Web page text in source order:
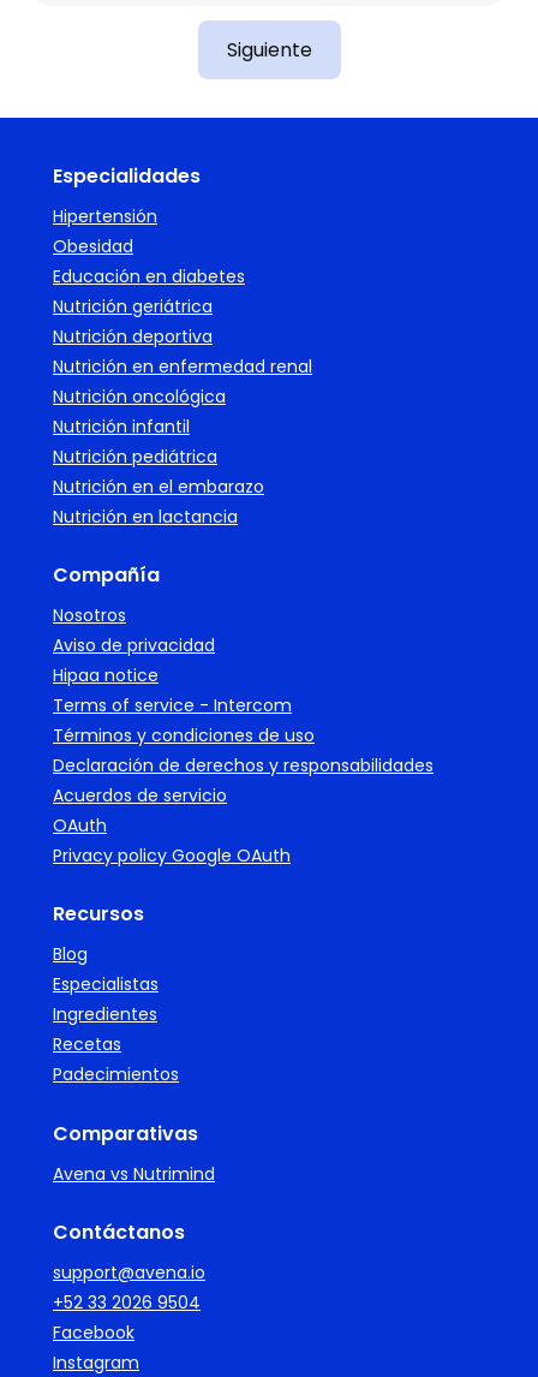
Siguiente
Especialidades
Hipertensión
Obesidad
Educación en diabetes
Nutrición geriátrica
Nutrición deportiva
Nutrición en enfermedad renal
Nutrición oncológica
Nutrición infantil
Nutrición pediátrica
Nutrición en el embarazo
Nutrición en lactancia
Compañía
Nosotros
Aviso de privacidad
Hipaa notice
Terms of service - Intercom
Términos y condiciones de uso
Declaración de derechos y responsabilidades
Acuerdos de servicio
OAuth
Privacy policy Google OAuth
Recursos
Blog
Especialistas
Ingredientes
Recetas
Padecimientos
Comparativas
Avena vs Nutrimind
Contáctanos
support@avena.io
+52 33 2026 9504
Facebook
Instagram